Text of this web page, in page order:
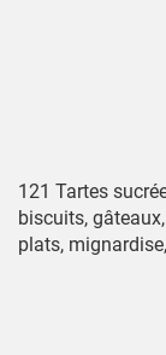
121 Tartes
biscuits,
plats,